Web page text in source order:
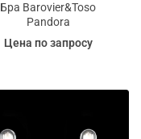
Бра Barovier&Toso
Pandora
Цена по запросу